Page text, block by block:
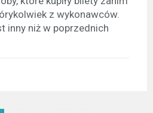
z wykonawców.
inny niż w poprzednich